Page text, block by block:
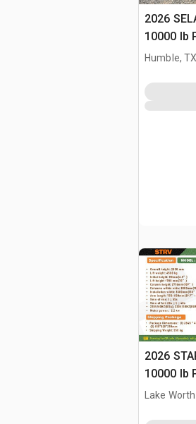
2026 SELA
10000 lb
Humble,
2026
10000 lb
Lake